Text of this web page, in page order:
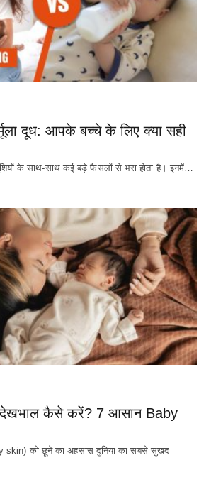
दूध: आपके बच्चे के लिए क्या सही
के साथ-साथ कई बड़े फैसलों से भरा होता है। इनमें…
देखभाल कैसे करें? 7 आसान Baby
skin) को छूने का अहसास दुनिया का सबसे सुखद